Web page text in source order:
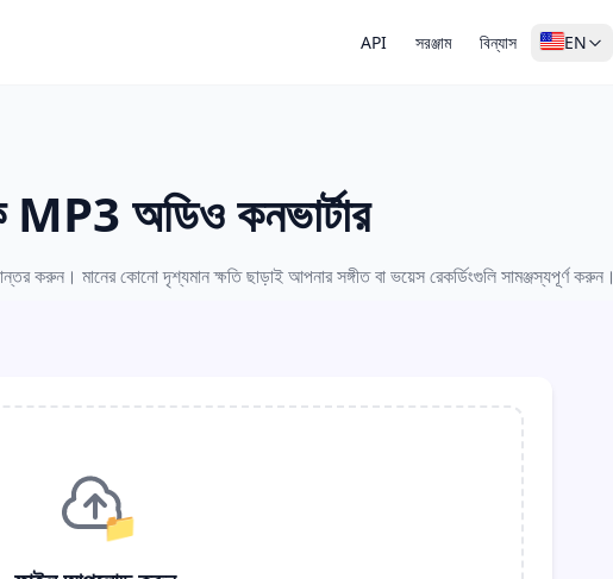
API সরঞ্জাম বিন্যাস EN
অডিও কনভার্টার
মানের কোনো দৃশ্যমান ক্ষতি ছাড়াই আপনার সঙ্গীত বা ভয়েস রেকর্ডিংগুলি সামঞ্জস্যপূর্ণ করুন।
📁